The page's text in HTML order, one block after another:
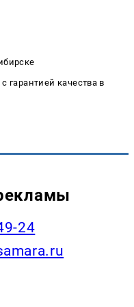
с гарантией качества в
24